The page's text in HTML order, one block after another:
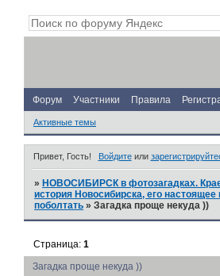
Форум Участники Правила
Активные темы
Привет, Гость! Войдитеили
» НОВОСИБИРСК в фотозагадках.
история Новосибирска, его
поболтать »Загадка проще некуда ))
Загадка проще некуда ))
Страница:1